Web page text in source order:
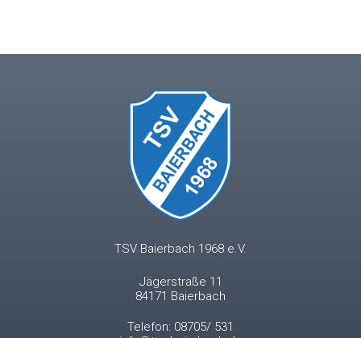
TSV Baierbach 1968 e.V.
Jägerstraße 11
84171 Baierbach
Telefon: 08705/ 531